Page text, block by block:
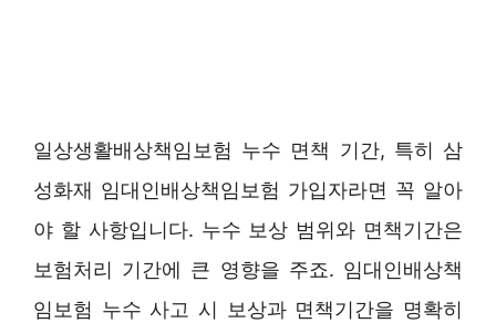
일상생활배상책임보험 누수 면책 기간, 특히 삼
성화재 임대인배상책임보험 가입자라면 꼭 알아
야 할 사항입니다. 누수 보상 범위와 면책기간은
보험처리 기간에 큰 영향을 주죠. 임대인배상책
임보험 누수 사고 시 보상과 면책기간을 명확히